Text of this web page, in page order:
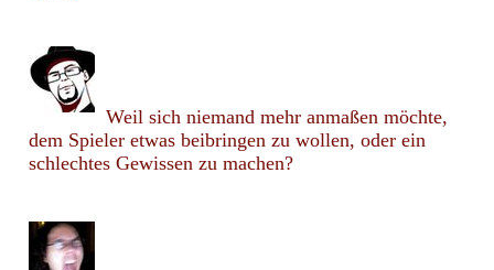
Weil sich niemand mehr anmaßen möchte,
dem Spieler etwas beibringen zu wollen, oder ein
schlechtes Gewissen zu machen?